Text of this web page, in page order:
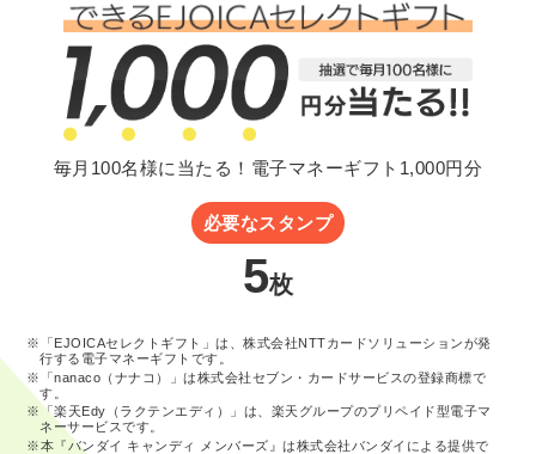
毎月100名様に当たる！電子マネーギフト1,000円分
必要なスタンプ
5枚
※「EJOICAセレクトギフト」は、株式会社NTTカードソリューションが発
行する電子マネーギフトです。
※「nanaco（ナナコ）」は株式会社セブン・カードサービスの登録商標で
す。
※「楽天Edy（ラクテンエディ）」は、楽天グループのプリペイド型電子マ
ネーサービスです。
※本『バンダイ キャンディ メンバーズ』は株式会社バンダイによる提供で